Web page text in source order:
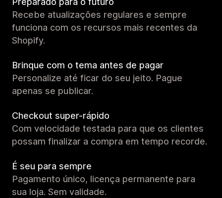
Recebe atualizações regulares e sempre
funciona com os recursos mais recentes da
Shopify.
Brinque com o tema antes de pagar
Personalize até ficar do seu jeito. Pague
apenas se publicar.
Checkout super-rápido
Com velocidade testada para que os clientes
possam finalizar a compra em tempo recorde.
É seu para sempre
Pagamento único, licença permanente para
sua loja. Sem validade.